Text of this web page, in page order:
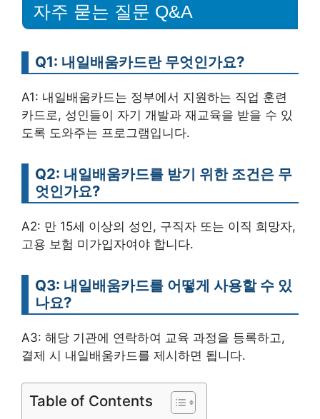
자주 묻는 질문 Q&A
Q1: 내일배움카드란 무엇인가요?
A1: 내일배움카드는 정부에서 지원하는 직업 훈련
카드로, 성인들이 자기 개발과 재교육을 받을 수 있
도록 도와주는 프로그램입니다.
Q2: 내일배움카드를 받기 위한 조건은 무
엇인가요?
A2: 만 15세 이상의 성인, 구직자 또는 이직 희망자,
고용 보험 미가입자여야 합니다.
Q3: 내일배움카드를 어떻게 사용할 수 있
나요?
A3: 해당 기관에 연락하여 교육 과정을 등록하고,
결제 시 내일배움카드를 제시하면 됩니다.
Table of Contents